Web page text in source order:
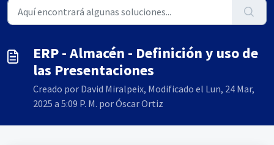
ERP - Almacén - Definición y uso de
las Presentaciones
Creado por David Miralpeix, Modificado el Lun, 24 Mar,
2025 a 5:09 P. M. por Óscar Ortiz